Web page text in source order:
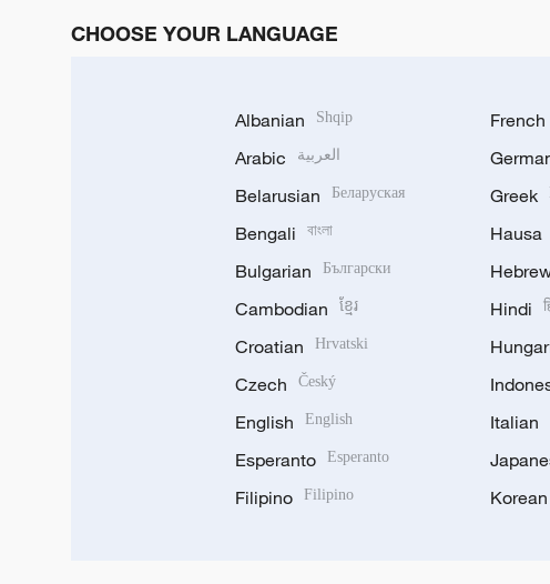
CHOOSE YOUR LANGUAGE
Albanian Shqip
Arabic العربية
Belarusian Беларуская
Bengali বাংলা
Bulgarian Български
Cambodian ខ្មែរ
Croatian Hrvatski
Czech Český
English English
Esperanto Esperanto
Filipino Filipino
French
Greek
Hausa
Hindi
Italian
Korean